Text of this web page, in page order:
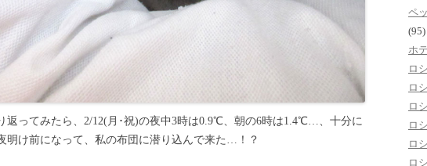
返ってみたら、2/12(月･祝)の夜中3時は0.9℃、朝の6時は1.4℃…、十分に
明け前になって、私の布団に潜り込んで来た…！？
ペ
(95)
ホ
ロ
ロ
ロ
ロ
ロ
ロ